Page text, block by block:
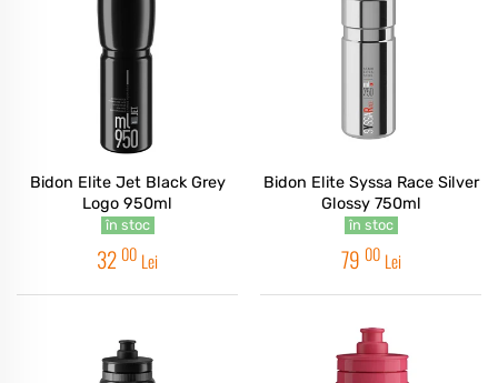
Bidon Elite Jet Black Grey
Logo 950ml
în stoc
32 00 Lei
Bidon Elite Syssa Race Silver
Glossy 750ml
în stoc
79 00 Lei